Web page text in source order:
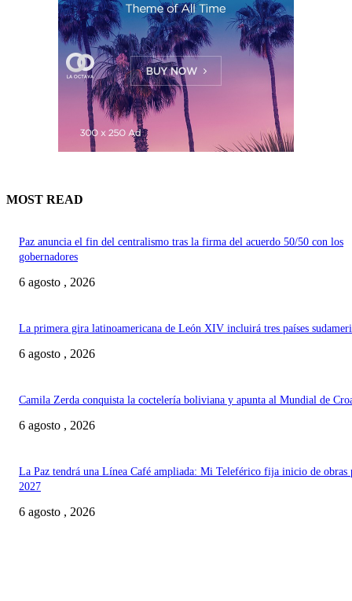
MOST READ
Paz anuncia el fin del centralismo tras la firma del acuerdo 50/50 con los
gobernadores
6 agosto , 2026
La primera gira latinoamericana de León XIV incluirá tres países
6 agosto , 2026
Camila Zerda conquista la coctelería boliviana y apunta al Mundial de
6 agosto , 2026
La Paz tendrá una Línea Café ampliada: Mi Teleférico fija inicio de obras
2027
6 agosto , 2026